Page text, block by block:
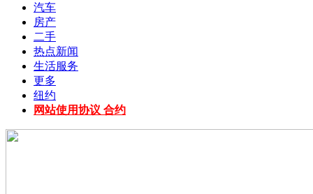
汽车
房产
二手
热点新闻
生活服务
更多
纽约
网站使用协议 合约